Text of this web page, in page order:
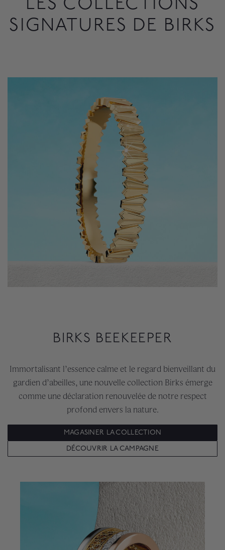
SIGNATURES DE BIRKS
BIRKS BEEKEEPER
Immortalisant l’essence calme et le regard bienveillant du
gardien d’abeilles, une nouvelle collection Birks émerge
comme une déclaration renouvelée de notre respect
profond envers la nature.
MAGASINER LA COLLECTION
DÉCOUVRIR LA CAMPAGNE